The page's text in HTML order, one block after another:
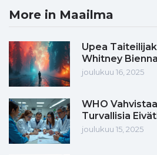
More in Maailma
Upea
Whitney
joulukuu 16, 2025
WHO
Turvallisia
joulukuu 15, 2025